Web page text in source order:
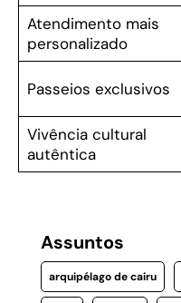
Atendimento mais
personalizado
Passeios exclusivos
Vivência cultural
autêntica
Assuntos
arquipélago de cairu